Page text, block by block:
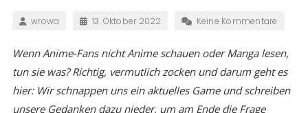
wrowa 13. Oktober 2022 Keine Kommentare
Wenn Anime-Fans nicht Anime schauen oder Manga lesen,
tun sie was? Richtig, vermutlich zocken und darum geht es
hier: Wir schnappen uns ein aktuelles Game und schreiben
unsere Gedanken dazu nieder, um am Ende die Frage